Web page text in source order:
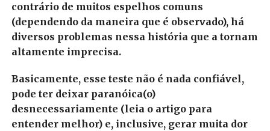
contrário de muitos espelhos comuns
(dependendo da maneira que é observado), há
diversos problemas nessa história que a tornam
altamente imprecisa.
Basicamente, esse teste não é nada confiável,
pode ter deixar paranóica(o)
desnecessariamente (leia o artigo para
entender melhor) e, inclusive, gerar muita dor